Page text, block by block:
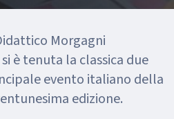
Morgagni
è tenuta la classica due
evento italiano della
edizione.